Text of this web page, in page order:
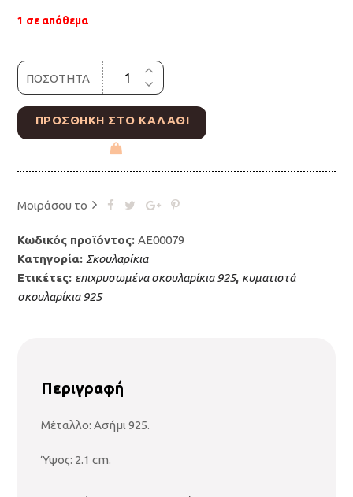
1 σε απόθεμα
ΠΟΣΟΤΗΤΑ
ΠΡΟΣΘΉΚΗ ΣΤΟ ΚΑΛΆΘΙ
Μοιράσου το
Κωδικός προϊόντος:AE00079
Κατηγορία: Σκουλαρίκια
Ετικέτες: επιχρυσωμένα σκουλαρίκια 925, κυματιστά
σκουλαρίκια 925
Περιγραφή
Μέταλλο: Ασήμι 925.
Ύψος: 2.1 cm.